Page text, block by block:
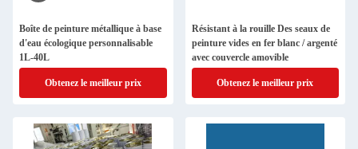
Boîte de peinture métallique à base
d'eau écologique personnalisable
1L-40L
Obtenez le meilleur prix
Résistant à la rouille Des seaux de
peinture vides en fer blanc / argenté
avec couvercle amovible
Obtenez le meilleur prix